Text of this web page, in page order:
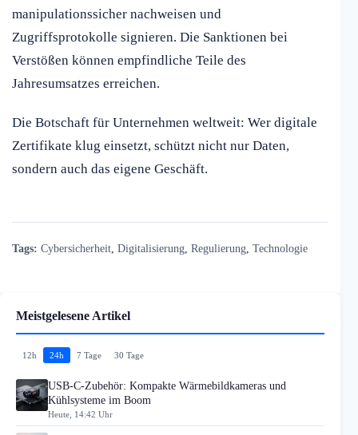
manipulationssicher nachweisen und
Zugriffsprotokolle signieren. Die Sanktionen bei
Verstößen können empfindliche Teile des
Jahresumsatzes erreichen.
Die Botschaft für Unternehmen weltweit: Wer digitale
Zertifikate klug einsetzt, schützt nicht nur Daten,
sondern auch das eigene Geschäft.
Tags: Cybersicherheit Digitalisierung Regulierung Technologie
Meistgelesene Artikel
12h 24h 7 Tage 30 Tage
USB-C-Zubehör: Kompakte Wärmebildkameras und
Kühlsysteme im Boom
Heute, 14:42 Uhr